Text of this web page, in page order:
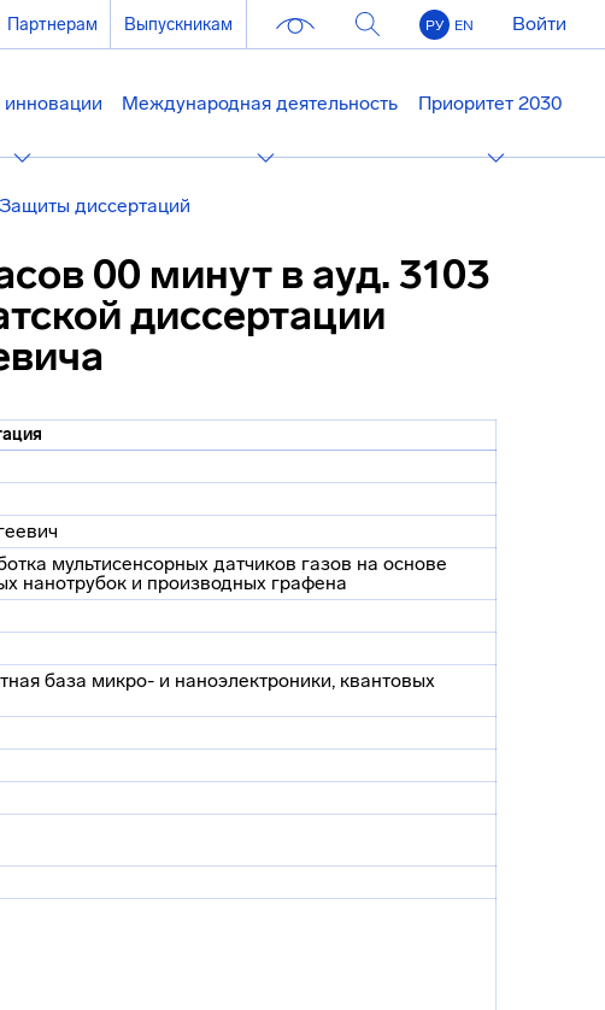
Партнерам Выпускникам РУ EN Войти
Международная деятельность Приоритет 2030
Защиты диссертаций
00 минут в ауд. 3103
диссертации
мультисенсорных датчиков газов на основе
нанотрубок и производных графена
база микро- и наноэлектроники, квантовых